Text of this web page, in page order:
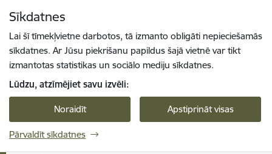
Sīkdatnes
Lai šī tīmekļvietne darbotos, tā izmanto obligāti nepieciešamās
sīkdatnes. Ar Jūsu piekrišanu papildus šajā vietnē var tikt
izmantotas statistikas un sociālo mediju sīkdatnes.
Lūdzu, atzīmējiet savu izvēli:
Noraidīt Apstiprināt visas
Pārvaldīt sīkdatnes